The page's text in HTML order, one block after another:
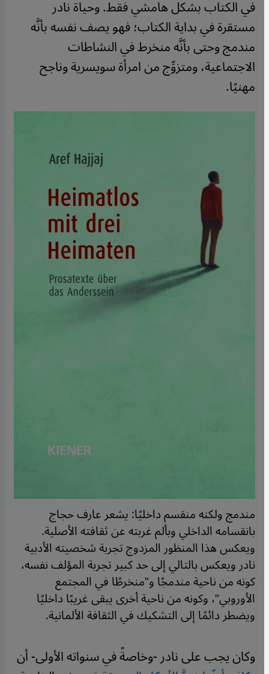
في الكتاب بشكل هامشي فقط. وحياة نادر
مستقرة في بداية الكتاب؛ فهو يصف نفسه بأنَّه
مندمج وحتى بأنَّه منخرط في النشاطات
الاجتماعية، ومتزوِّج من امرأة سويسرية وناجح
مهنيًا.
مندمج ولكنه منقسم داخليًا: يشعر عارف حجاج
بانقسامه الداخلي وبألم غربته عن ثقافته الأصلية.
ويعكس هذا المنظور المزدوج تجربة شخصيته الأدبية
نادر ويعكس بالتالي إلى حد كبير تجربة المؤلف نفسه،
كونه من ناحية مندمجًا و"منخرطًا في المجتمع
الأوروبي"، وكونه من ناحية أخرى يبقى غريبًا داخليًا
ويضطر دائمًا إلى التشكيك في الثقافة الألمانية.
وكان يجب على نادر -وخاصةً في سنواته الأولى- أن